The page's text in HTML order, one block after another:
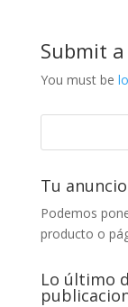
Submit
You must be
Tu
Podemos
producto o
Lo último